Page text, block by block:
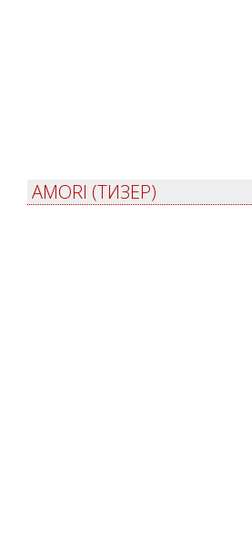
AMORI (ТИЗЕР)